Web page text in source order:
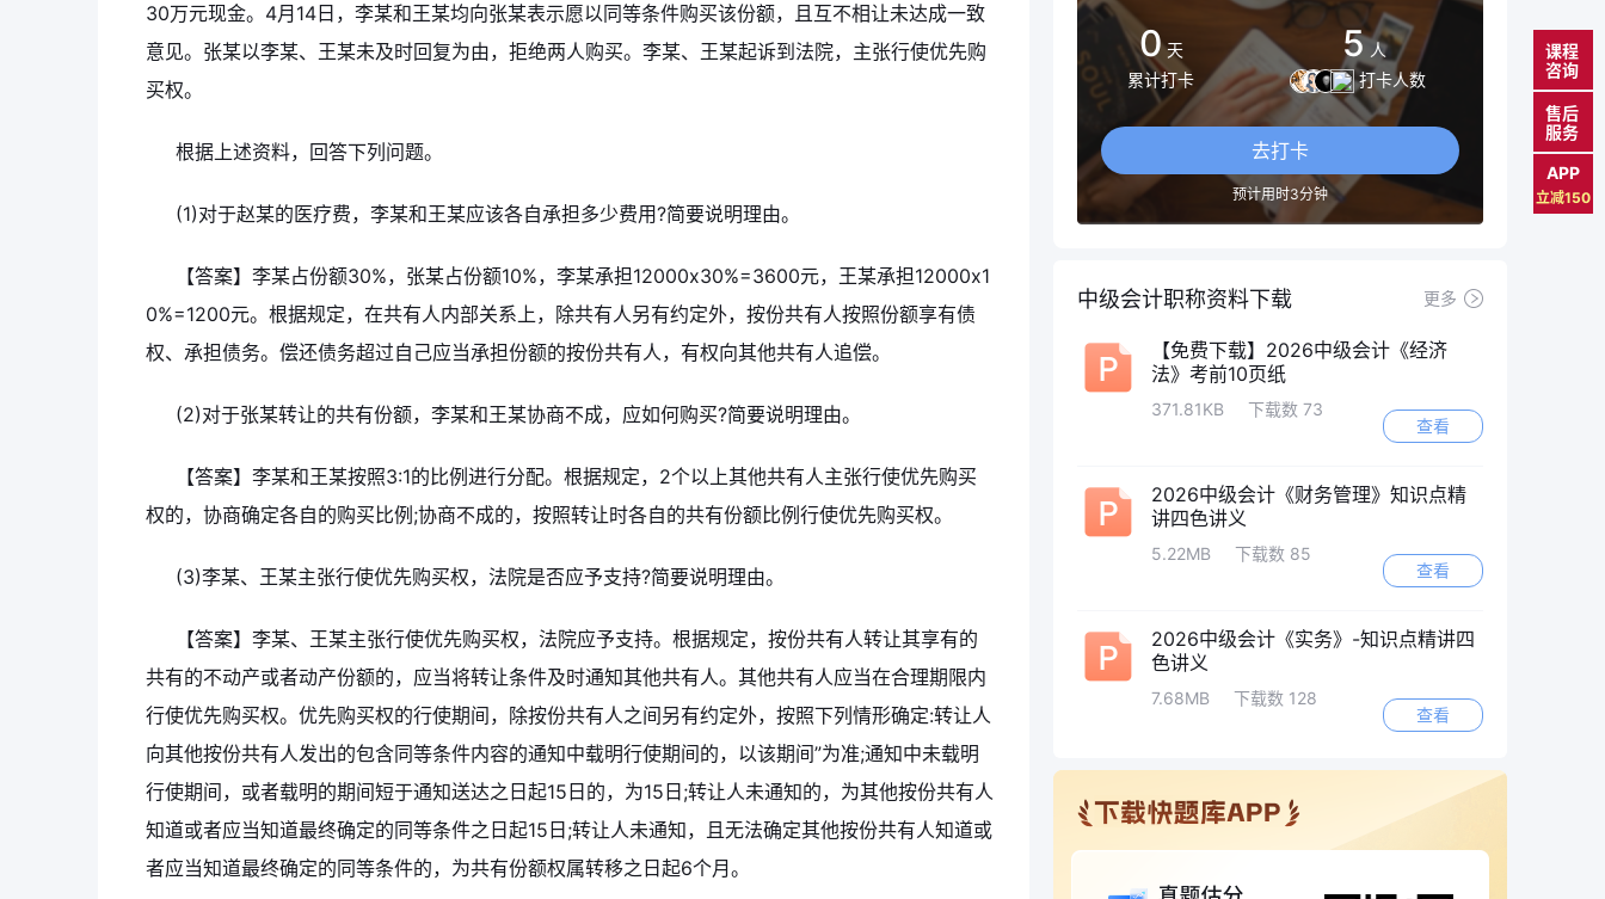
30万元现金。4月14日，李某和王某均向张某表示愿以同等条件购买该份额，且互不相让未达成一致
意见。张某以李某、王某未及时回复为由，拒绝两人购买。李某、王某起诉到法院，主张行使优先购
买权。
根据上述资料，回答下列问题。
(1)对于赵某的医疗费，李某和王某应该各自承担多少费用?简要说明理由。
【答案】李某占份额30%，张某占份额10%，李某承担12000x30%=3600元，王某承担12000x1
0%=1200元。根据规定，在共有人内部关系上，除共有人另有约定外，按份共有人按照份额享有债
权、承担债务。偿还债务超过自己应当承担份额的按份共有人，有权向其他共有人追偿。
(2)对于张某转让的共有份额，李某和王某协商不成，应如何购买?简要说明理由。
【答案】李某和王某按照3:1的比例进行分配。根据规定，2个以上其他共有人主张行使优先购买
权的，协商确定各自的购买比例;协商不成的，按照转让时各自的共有份额比例行使优先购买权。
(3)李某、王某主张行使优先购买权，法院是否应予支持?简要说明理由。
【答案】李某、王某主张行使优先购买权，法院应予支持。根据规定，按份共有人转让其享有的
共有的不动产或者动产份额的，应当将转让条件及时通知其他共有人。其他共有人应当在合理期限内
行使优先购买权。优先购买权的行使期间，除按份共有人之间另有约定外，按照下列情形确定:转让人
向其他按份共有人发出的包含同等条件内容的通知中载明行使期间的，以该期间”为准;通知中未载明
行使期间，或者载明的期间短于通知送达之日起15日的，为15日;转让人未通知的，为其他按份共有人
知道或者应当知道最终确定的同等条件之日起15日;转让人未通知，且无法确定其他按份共有人知道或
者应当知道最终确定的同等条件的，为共有份额权属转移之日起6个月。
0 天
累计打卡
5 人
打卡人数
去打卡
预计用时3分钟
中级会计职称资料下载 更多
【免费下载】2026中级会计《经济
法》考前10页纸
371.81KB
下载数 73
查看
2026中级会计《财务管理》知识点精
讲四色讲义
5.22MB
下载数 85
查看
2026中级会计《实务》-知识点精讲四
色讲义
7.68MB
下载数 128
查看
课程
咨询
售后
服务
APP
立减150